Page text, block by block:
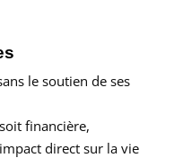
le soutien de ses
financière,
direct sur la vie